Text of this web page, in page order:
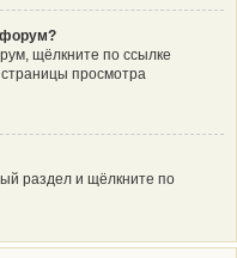
форум?
щёлкните по ссылке
просмотра
раздел и щёлкните по